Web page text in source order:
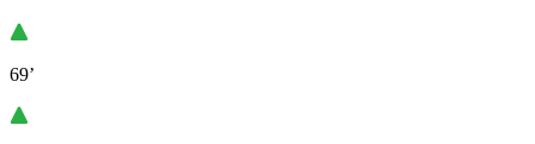
69’